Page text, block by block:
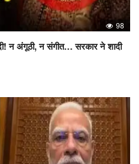
98
न अंगूठी, न संगीत… सरकार ने शादी